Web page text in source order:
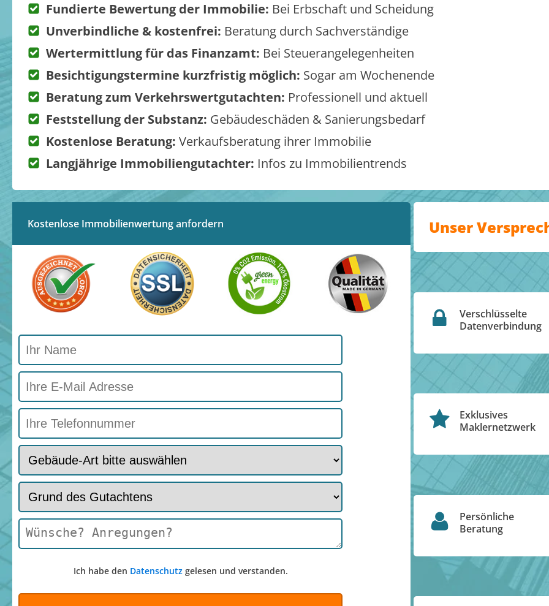
Fundierte Bewertung der Immobilie: Bei Erbschaft und Scheidung
Unverbindliche & kostenfrei: Beratung durch Sachverständige
Wertermittlung für das Finanzamt: Bei Steuerangelegenheiten
Besichtigungstermine kurzfristig möglich: Sogar am Wochenende
Beratung zum Verkehrswertgutachten: Professionell und aktuell
Feststellung der Substanz: Gebäudeschäden & Sanierungsbedarf
Kostenlose Beratung: Verkaufsberatung ihrer Immobilie
Langjährige Immobiliengutachter: Infos zu Immobilientrends
Kostenlose Immobilienwertung anfordern
Ich habe den Datenschutzgelesen und verstanden.
Unser
Verschlüsselte
Datenverbindung
Exklusives
Maklernetzwerk
Persönliche
Beratung